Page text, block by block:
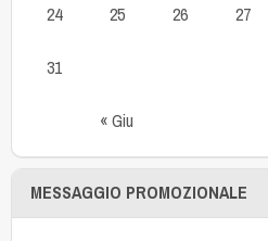
« Giu
24 25 26 27
31
MESSAGGIO PROMOZIONALE